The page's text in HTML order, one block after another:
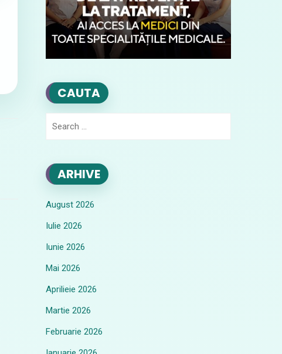
CAUTA
ARHIVE
August 2026
Iulie 2026
Iunie 2026
Mai 2026
Aprilieie 2026
Martie 2026
Februarie 2026